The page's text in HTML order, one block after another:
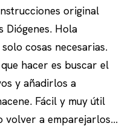
original
Diógenes. Hola
cosas necesarias.
hacer es buscar el
y añadirlos a
Fácil y muy útil
volver a emparejarlos…